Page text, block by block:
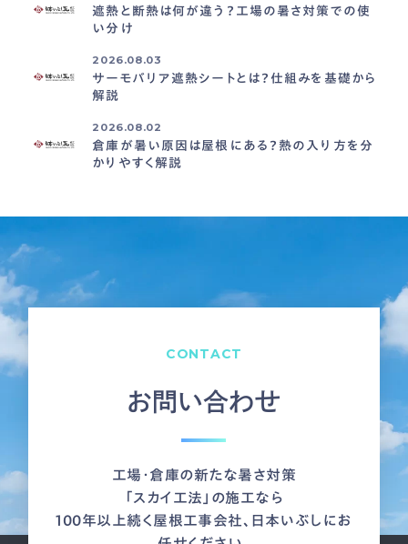
遮熱と断熱は何が違う？工場の暑さ対策での使
い分け
2026.08.03
サーモバリア遮熱シートとは？仕組みを基礎から
解説
2026.08.02
倉庫が暑い原因は屋根にある？熱の入り方を分
かりやすく解説
CONTACT
お問い合わせ
工場・倉庫の新たな暑さ対策
「スカイ工法」の施工なら
100年以上続く屋根工事会社、日本いぶしにお